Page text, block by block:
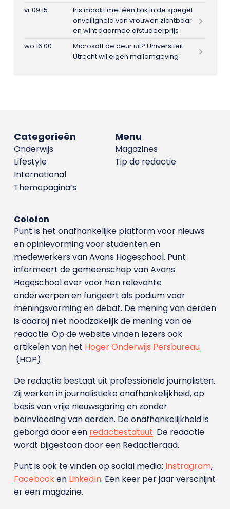
vr 09:15
Iris maakt met één blik in de spiegel
onveiligheid van vrouwen zichtbaar
en wint daarmee afstudeerprijs
wo 16:00
Microsoft de deur uit? Universiteit
Utrecht wil eigen mailomgeving
Menu
Magazines
Tip de redactie
Categorieën
Onderwijs
Lifestyle
International
Themapagina’s
Colofon
Punt is het onafhankelijke platform voor nieuws
en opinievorming voor studenten en
medewerkers van Avans Hoge­school. Punt
informeert de gemeenschap van Avans
Hogeschool over voor hen relevante
onderwerpen en fungeert als podium voor
meningsvorming en debat. De mening van derden
is daarbij niet noodzakelijk de mening van de
redactie. Op de website vinden lezers ook
artikelen van het Hoger Onderwijs Persbureau
(HOP).
De redactie bestaat uit professionele journalisten.
Zij werken in journalistieke onafhankelijkheid, op
basis van vrije nieuwsgaring en zonder
beïnvloeding van derden. De onafhankelijkheid is
geborgd door een redactiestatuut. De redactie
wordt bijgestaan door een Redactieraad.
Punt is ook te vinden op social media: Instragram,
Facebooken LinkedIn. Een keer per jaar verschijnt
er een magazine.